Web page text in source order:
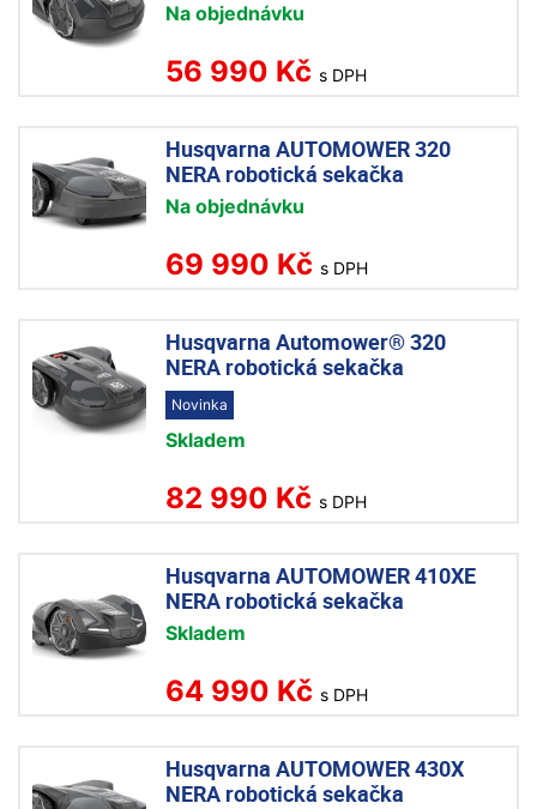
Na objednávku
56 990 Kč s DPH
Husqvarna AUTOMOWER 320
NERA robotická sekačka
Na objednávku
69 990 Kč s DPH
Husqvarna Automower® 320
NERA robotická sekačka
Novinka
Skladem
82 990 Kč s DPH
Husqvarna AUTOMOWER 410XE
NERA robotická sekačka
Skladem
64 990 Kč s DPH
Husqvarna AUTOMOWER 430X
NERA robotická sekačka